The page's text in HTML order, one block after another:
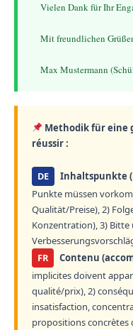
Vielen Dank für Ihr
Mit freundlichen
Methodik für eine
réussir :
DE Inhaltspunkte
Punkte müssen
Qualität/Preise), 2)
Konzentration), 3)
FR
Contenu
implicites doivent
qualité/prix), 2)
insatisfaction,
propositions concrètes